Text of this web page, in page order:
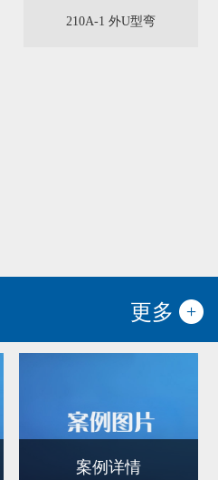
210A-1 外U型弯
更多
案例详情